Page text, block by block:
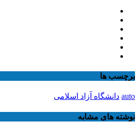
برچسب ها
auto دانشگاه آزاد اسلامی
نوشته های مشابه